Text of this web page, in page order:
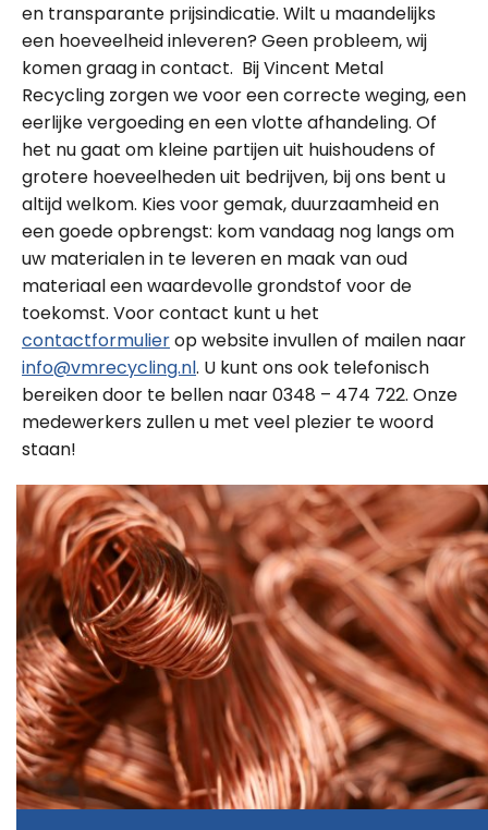
en transparante prijsindicatie. Wilt u maandelijks
een hoeveelheid inleveren? Geen probleem, wij
komen graag in contact. Bij Vincent Metal
Recycling zorgen we voor een correcte weging, een
eerlijke vergoeding en een vlotte afhandeling. Of
het nu gaat om kleine partijen uit huishoudens of
grotere hoeveelheden uit bedrijven, bij ons bent u
altijd welkom. Kies voor gemak, duurzaamheid en
een goede opbrengst: kom vandaag nog langs om
uw materialen in te leveren en maak van oud
materiaal een waardevolle grondstof voor de
toekomst. Voor contact kunt u het
contactformulierop website invullen of mailen naar
info@vmrecycling.nl. U kunt ons ook telefonisch
bereiken door te bellen naar 0348 – 474 722. Onze
medewerkers zullen u met veel plezier te woord
staan!